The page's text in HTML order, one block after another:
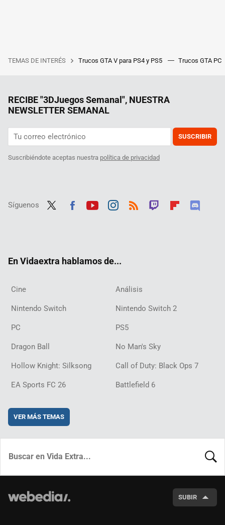
TEMAS DE INTERÉS Trucos GTA V para PS4 y PS5 Trucos GTA PC
RECIBE "3DJuegos Semanal", NUESTRA
NEWSLETTER SEMANAL
SUSCRIBIR
Suscribiéndote aceptas nuestra política de privacidad
Síguenos
En Vidaextra hablamos de...
Cine Análisis
Nintendo Switch Nintendo Switch 2
PC PS5
Dragon Ball No Man's Sky
Hollow Knight: Silksong Call of Duty: Black Ops 7
EA Sports FC 26 Battlefield 6
VER MÁS TEMAS
SUBIR